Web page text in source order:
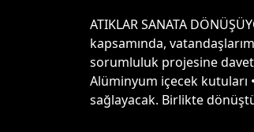
ATIKLAR SANATA
kapsamında,
sorumluluk projesine davet
Alüminyum içecek
sağlayacak. Birlikte